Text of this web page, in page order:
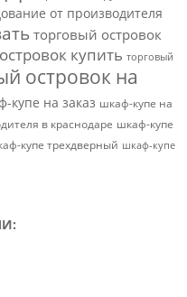
от производителя
торговый островок
купить торговый
островок на
купе на заказ шкаф-купе на
в краснодаре шкаф-купе
купе трехдверный шкаф-купе